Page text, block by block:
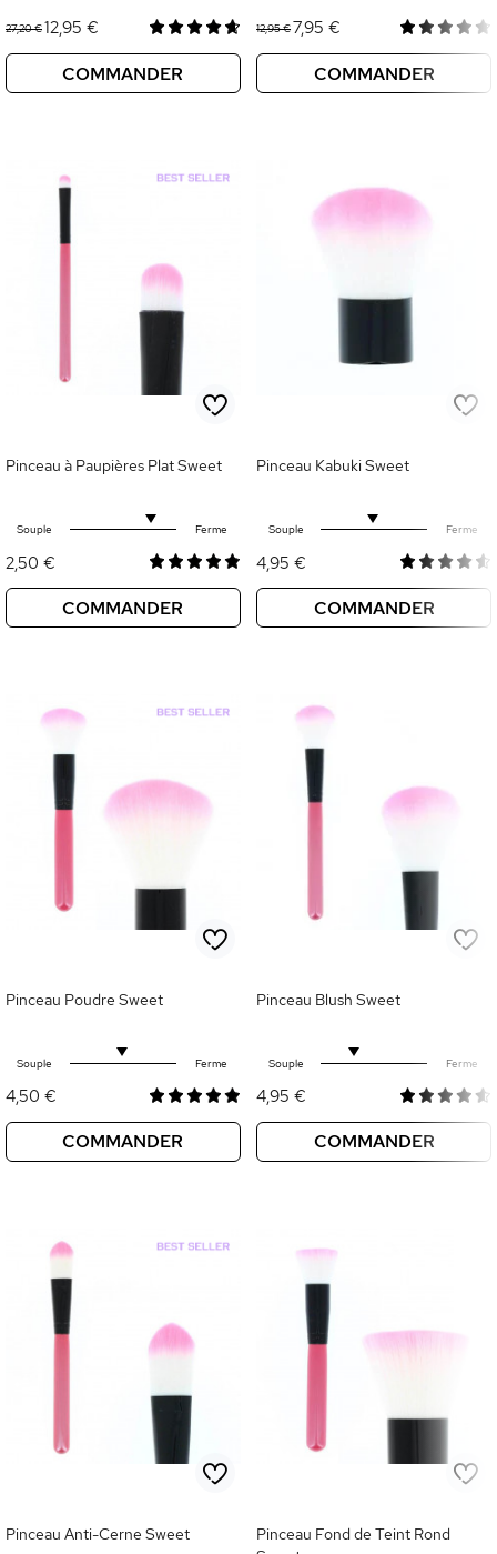
27,20 €12,95 €
COMMANDER
12,95 €7,95 €
COMMANDER
Pinceau à Paupières Plat Sweet
Souple Ferme
2,50 €
COMMANDER
Pinceau Kabuki Sweet
Souple Ferme
4,95 €
COMMANDER
Pinceau Poudre Sweet
Souple Ferme
4,50 €
COMMANDER
Pinceau Blush Sweet
Souple Ferme
4,95 €
COMMANDER
Pinceau Anti-Cerne Sweet
Pinceau Fond de Teint Rond